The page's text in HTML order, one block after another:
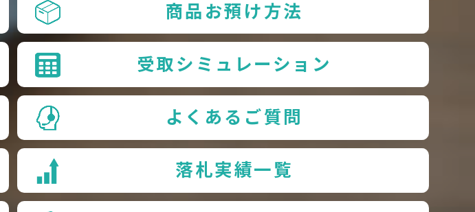
商品お預け方法
受取シミュレーション
よくあるご質問
落札実績一覧